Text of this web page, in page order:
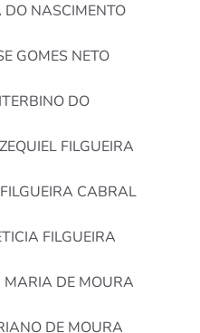
NASCIMENTO
GOMES NETO
DO
FILGUEIRA
CABRAL
FILGUEIRA
DE MOURA
DE MOURA